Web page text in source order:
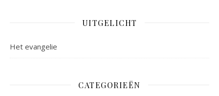
UITGELICHT
Het evangelie
CATEGORIEËN